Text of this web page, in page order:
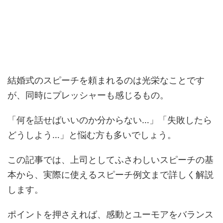
結婚式のスピーチを頼まれるのは光栄なことです
が、同時にプレッシャーも感じるもの。
「何を話せばいいのか分からない…」「失敗したら
どうしよう…」と悩む方も多いでしょう。
この記事では、上司としてふさわしいスピーチの基
本から、実際に使えるスピーチ例文まで詳しく解説
します。
ポイントを押さえれば、感動とユーモアをバランス